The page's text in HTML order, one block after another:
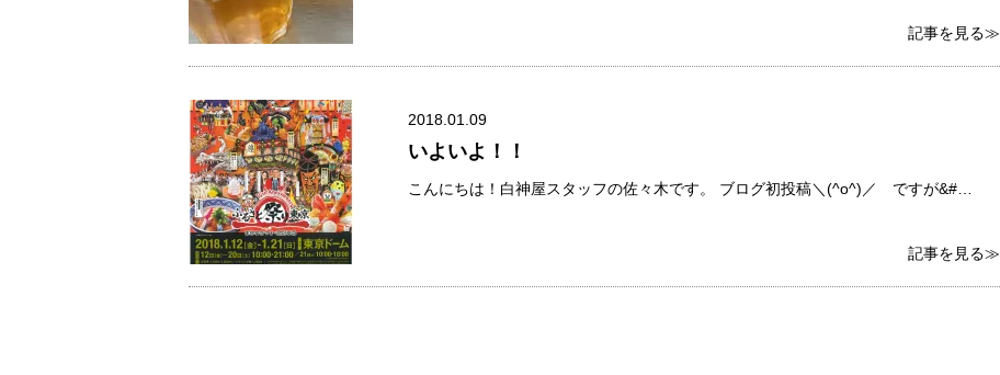
記事を見る≫
2018.01.09
いよいよ！！
こんにちは！白神屋スタッフの佐々木です。 ブログ初投稿＼(^o^)／ ですが&#…
記事を見る≫